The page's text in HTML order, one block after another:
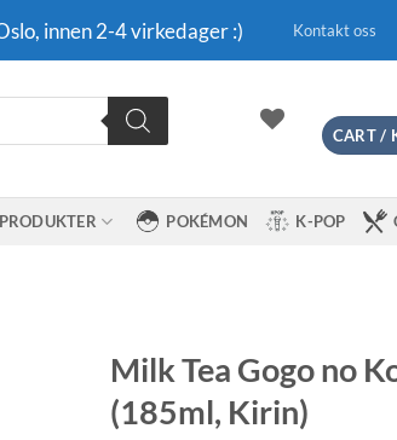
innen 2-4 virkedager :) Kontakt oss
CART /
POKÉMON K-POP
Milk Tea Gogo no
(185ml, Kirin)